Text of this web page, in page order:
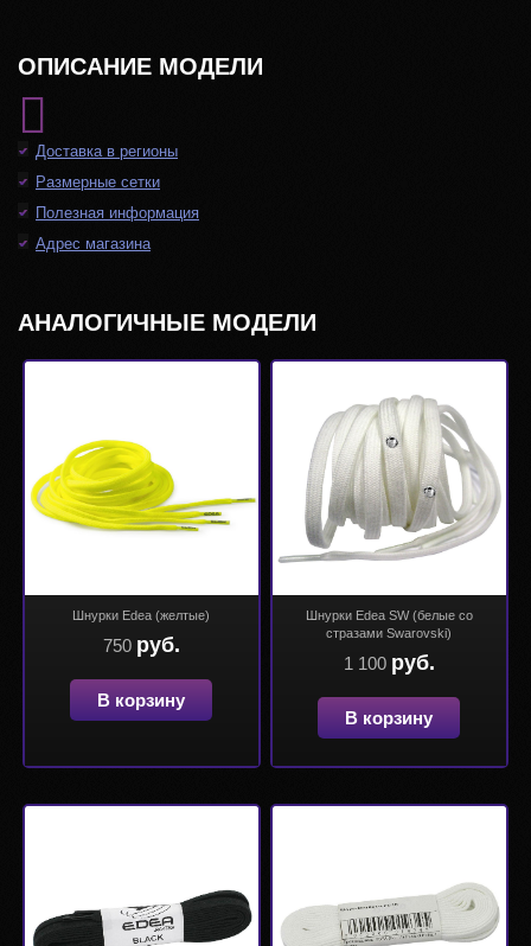
ОПИСАНИЕ МОДЕЛИ
Доставка в регионы
Размерные сетки
Полезная информация
Адрес магазина
АНАЛОГИЧНЫЕ МОДЕЛИ
Шнурки Edea (желтые)
750 руб.
В корзину
Шнурки Edea SW (белые со
стразами Swarovski)
1 100 руб.
В корзину